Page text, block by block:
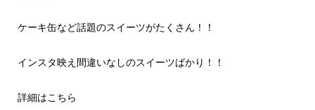
ケーキ缶など話題のスイーツがたくさん！！
インスタ映え間違いなしのスイーツばかり！！
詳細はこちら